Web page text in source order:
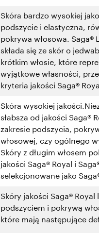
Skóra bardzo wysokiej
podszycie i elastyczna,
pokrywa włosowa. Saga®
składa się ze skór o
krótkim włosie, które
wyjątkowe własności,
kryteria jakości Saga®
Skóra wysokiej
słabsza od jakości Saga®
zakresie podszycia,
włosowej, czy ogólnego
Skóry z długim włosem
jakości Saga® Royal i
selekcjonowane jako
Skóry jakości Saga® Royal
podszyciem i pokrywą
które mają następujące